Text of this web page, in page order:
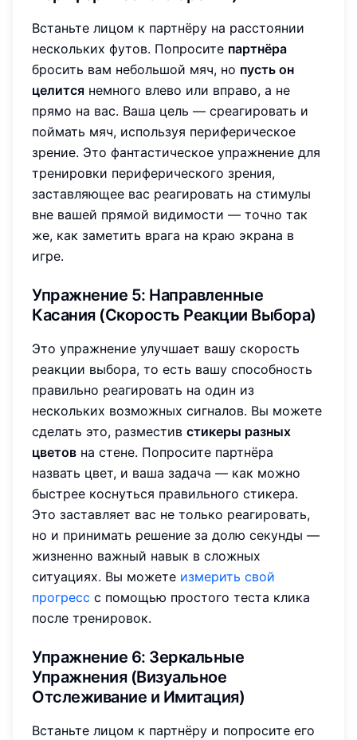
Встаньте лицом к партнёру на расстоянии
нескольких футов. Попросите партнёра
бросить вам небольшой мяч, но пусть он
целится немного влево или вправо, а не
прямо на вас. Ваша цель — среагировать и
поймать мяч, используя периферическое
зрение. Это фантастическое упражнение для
тренировки периферического зрения,
заставляющее вас реагировать на стимулы
вне вашей прямой видимости — точно так
же, как заметить врага на краю экрана в
игре.
Упражнение 5: Направленные
Касания (Скорость Реакции Выбора)
Это упражнение улучшает вашу скорость
реакции выбора, то есть вашу способность
правильно реагировать на один из
нескольких возможных сигналов. Вы можете
сделать это, разместив стикеры разных
цветов на стене. Попросите партнёра
назвать цвет, и ваша задача — как можно
быстрее коснуться правильного стикера.
Это заставляет вас не только реагировать,
но и принимать решение за долю секунды —
жизненно важный навык в сложных
ситуациях. Вы можете измерить свой
прогресс с помощью простого теста клика
после тренировок.
Упражнение 6: Зеркальные
Упражнения (Визуальное
Отслеживание и Имитация)
Встаньте лицом к партнёру и попросите его